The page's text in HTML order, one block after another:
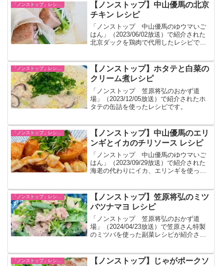
「ノンストップ」レシピ一覧
【ノンストップ】中山優馬の北京
チキン レシピ
「ノンストップ 中山優馬のゆウマいご
はん」（2023/06/02放送）で紹介された
北京ダックを鶏肉で代用したレシピで
「ノンストップ」レシピ一覧
【ノンストップ】ホタテと白菜の
クリーム煮レシピ
「ノンストップ 笠原将弘のおかず道
場」（2023/12/05放送）で紹介されたホ
タテの缶詰を使ったレシピです。
【ノンストップ】中山優馬のエリ
ンギとイカのチリソース レシピ
「ノンストップ 中山優馬のゆウマいご
はん」（2023/09/29放送）で紹介された
海老の代わりにイカ、エリンギを使った
【ノンストップ】笠原将弘のミツ
バツナマヨ レシピ
「ノンストップ 笠原将弘のおかず道
場」（2024/04/23放送）で笠原さん特製
のミツバを使った副菜レシピが紹介され
「ノンストップ」レシピ一覧
【ノンストップ】じゃがポークソ